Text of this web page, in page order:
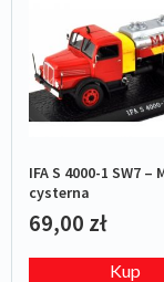
IFA S 4000-1 SW7 –
cysterna
69,00 zł
Kup